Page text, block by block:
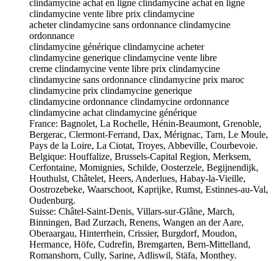
clindamycine achat en ligne clindamycine achat en ligne
clindamycine vente libre prix clindamycine
acheter clindamycine sans ordonnance clindamycine
ordonnance
clindamycine générique clindamycine acheter
clindamycine generique clindamycine vente libre
creme clindamycine vente libre prix clindamycine
clindamycine sans ordonnance clindamycine prix maroc
clindamycine prix clindamycine generique
clindamycine ordonnance clindamycine ordonnance
clindamycine achat clindamycine générique
France: Bagnolet, La Rochelle, Hénin-Beaumont, Grenoble,
Bergerac, Clermont-Ferrand, Dax, Mérignac, Tarn, Le Moule,
Pays de la Loire, La Ciotat, Troyes, Abbeville, Courbevoie.
Belgique: Houffalize, Brussels-Capital Region, Merksem,
Cerfontaine, Momignies, Schilde, Oosterzele, Begijnendijk,
Houthulst, Châtelet, Heers, Anderlues, Habay-la-Vieille,
Oostrozebeke, Waarschoot, Kaprijke, Rumst, Estinnes-au-Val,
Oudenburg.
Suisse: Châtel-Saint-Denis, Villars-sur-Glâne, March,
Binningen, Bad Zurzach, Renens, Wangen an der Aare,
Oberaargau, Hinterrhein, Crissier, Burgdorf, Moudon,
Hermance, Höfe, Cudrefin, Bremgarten, Bern-Mittelland,
Romanshorn, Cully, Sarine, Adliswil, Stäfa, Monthey.